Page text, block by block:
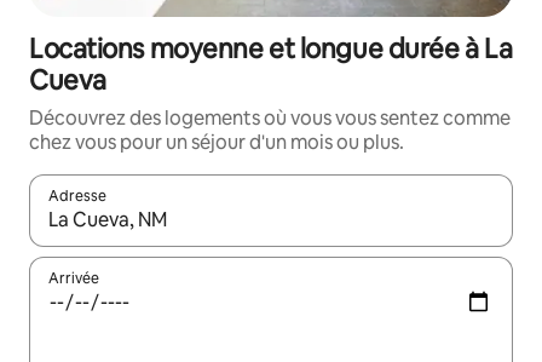
Locations moyenne et longue durée à La
Cueva
Découvrez des logements où vous vous sentez comme
chez vous pour un séjour d'un mois ou plus.
Adresse
Lorsque les résultats s'affichent, utilisez les flèches vers le
Arrivée